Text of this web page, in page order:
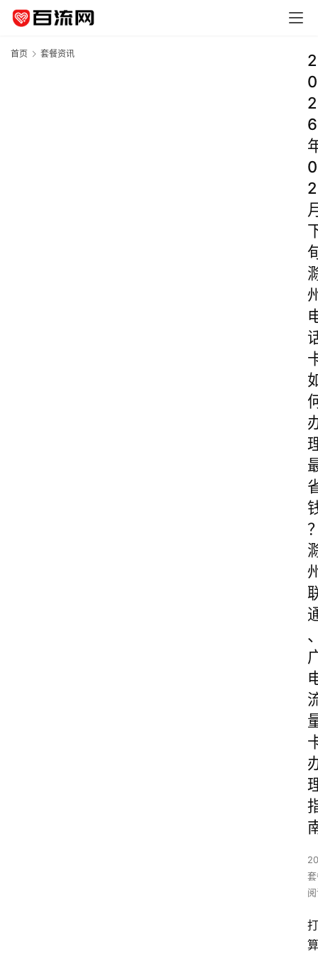
首页 套餐资讯
2
0
2
6
0
2
打
算